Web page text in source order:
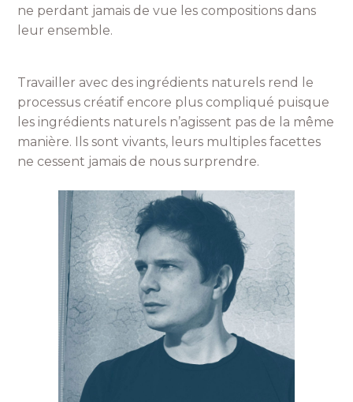
ne perdant jamais de vue les compositions dans
leur ensemble.
Travailler avec des ingrédients naturels rend le
processus créatif encore plus compliqué puisque
les ingrédients naturels n’agissent pas de la même
manière. Ils sont vivants, leurs multiples facettes
ne cessent jamais de nous surprendre.